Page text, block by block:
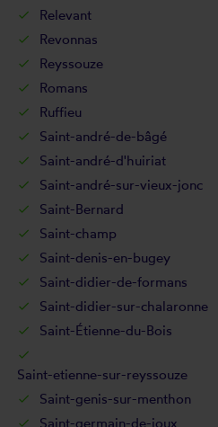
Relevant
Revonnas
Reyssouze
Romans
Ruffieu
Saint-andré-de-bâgé
Saint-andré-d'huiriat
Saint-andré-sur-vieux-jonc
Saint-Bernard
Saint-champ
Saint-denis-en-bugey
Saint-didier-de-formans
Saint-didier-sur-chalaronne
Saint-Étienne-du-Bois
Saint-etienne-sur-reyssouze
Saint-genis-sur-menthon
Saint-germain-de-joux